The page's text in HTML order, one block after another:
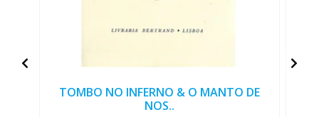
TOMBO NO INFERNO & O MANTO DE
NOS..